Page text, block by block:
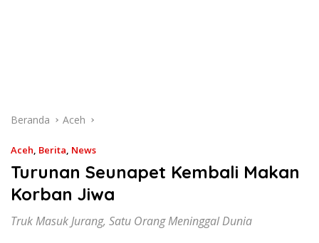
Beranda Aceh
Aceh, Berita, News
Turunan Seunapet Kembali Makan
Korban Jiwa
Truk Masuk Jurang, Satu Orang Meninggal Dunia